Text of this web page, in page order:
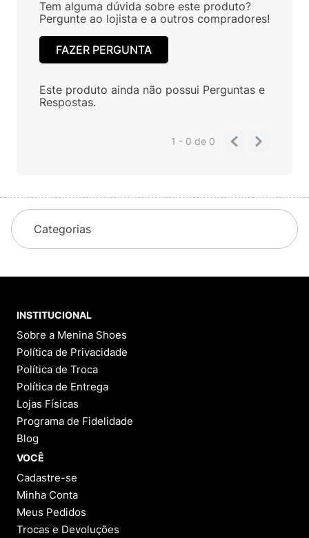
Tem alguma dúvida sobre este produto?
Pergunte ao lojista e a outros compradores!
FAZER PERGUNTA
Este produto ainda não possui Perguntas e
Respostas.
1 - 0de 0
Categorias
INSTITUCIONAL
Sobre a Menina Shoes
Política de Privacidade
Política de Troca
Política de Entrega
Lojas Físicas
Programa de Fidelidade
Blog
VOCÊ
Cadastre-se
Minha Conta
Meus Pedidos
Trocas e Devoluções